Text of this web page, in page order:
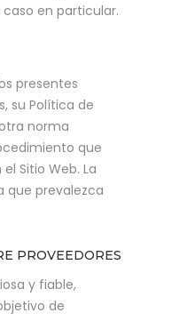
en particular.
presentes
su Política de
norma
que
Sitio Web. La
que prevalezca
PROVEEDORES
y fiable,
de